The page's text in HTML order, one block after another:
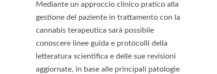
Mediante un approccio clinico pratico alla
gestione del paziente in trattamento con la
cannabis terapeutica sarà possibile
conoscere linee guida e protocolli della
letteratura scientifica e delle sue revisioni
aggiornate, in base alle principali patologie